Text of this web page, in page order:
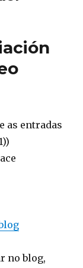
as entradas
no blog,